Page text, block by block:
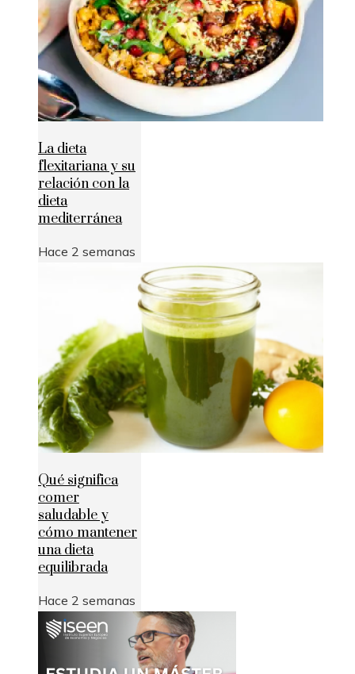
La dieta
flexitariana y su
relación con la
dieta
mediterránea
Hace 2 semanas
Qué significa
comer
saludable y
cómo mantener
una dieta
equilibrada
Hace 2 semanas